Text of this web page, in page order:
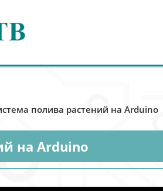
полива растений на Arduino
на Arduino